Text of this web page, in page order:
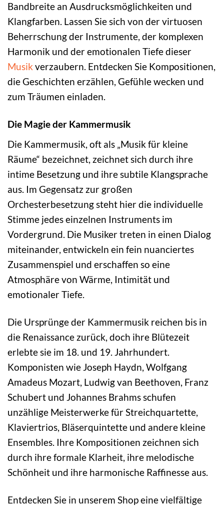
Bandbreite an Ausdrucksmöglichkeiten und
Klangfarben. Lassen Sie sich von der virtuosen
Beherrschung der Instrumente, der komplexen
Harmonik und der emotionalen Tiefe dieser
Musik verzaubern. Entdecken Sie Kompositionen,
die Geschichten erzählen, Gefühle wecken und
zum Träumen einladen.
Die Magie der Kammermusik
Die Kammermusik, oft als „Musik für kleine
Räume“ bezeichnet, zeichnet sich durch ihre
intime Besetzung und ihre subtile Klangsprache
aus. Im Gegensatz zur großen
Orchesterbesetzung steht hier die individuelle
Stimme jedes einzelnen Instruments im
Vordergrund. Die Musiker treten in einen Dialog
miteinander, entwickeln ein fein nuanciertes
Zusammenspiel und erschaffen so eine
Atmosphäre von Wärme, Intimität und
emotionaler Tiefe.
Die Ursprünge der Kammermusik reichen bis in
die Renaissance zurück, doch ihre Blütezeit
erlebte sie im 18. und 19. Jahrhundert.
Komponisten wie Joseph Haydn, Wolfgang
Amadeus Mozart, Ludwig van Beethoven, Franz
Schubert und Johannes Brahms schufen
unzählige Meisterwerke für Streichquartette,
Klaviertrios, Bläserquintette und andere kleine
Ensembles. Ihre Kompositionen zeichnen sich
durch ihre formale Klarheit, ihre melodische
Schönheit und ihre harmonische Raffinesse aus.
Entdecken Sie in unserem Shop eine vielfältige